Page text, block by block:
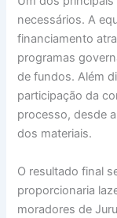
necessários. A
financiamento
programas
de fundos. Além
participação da
processo, desde
dos materiais.
O resultado final
proporcionaria
moradores de